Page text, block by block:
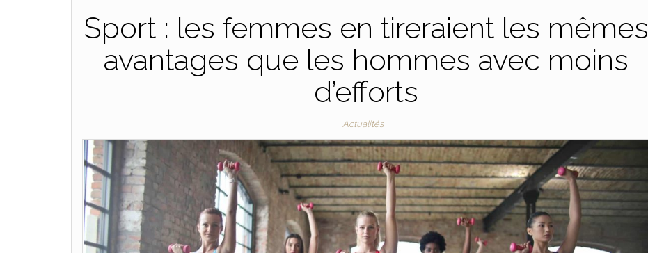
Sport : les femmes en tireraient les mêmes
avantages que les hommes avec moins
d’efforts
Actualités